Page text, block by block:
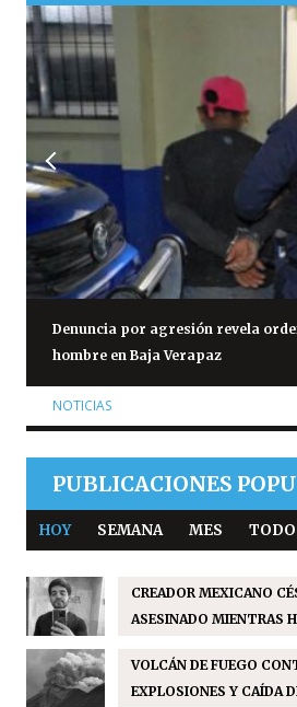
Denuncia por agresión revela
hombre en Baja Verapaz
NOTICIAS
PUBLICACIONES
HOY SEMANA MES TODO
CREADOR MEXICANO
ASESINADO MIENTRAS
VOLCÁN DE FUEGO
EXPLOSIONES Y CAÍDA